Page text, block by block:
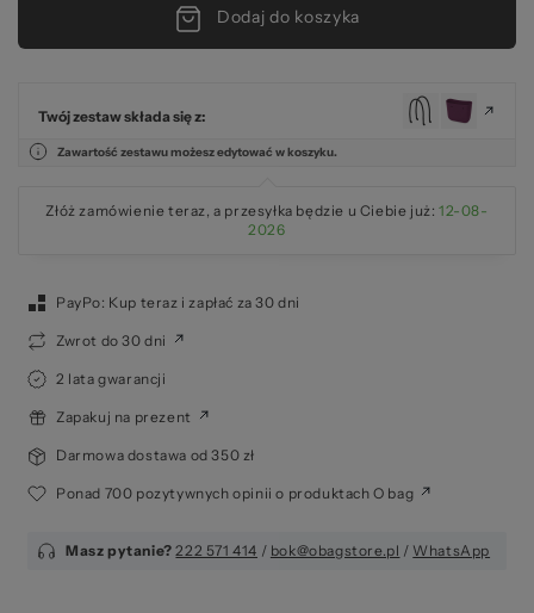
Dodaj do koszyka
Twój zestaw składa się z:
Zawartość zestawu możesz edytować w koszyku.
Złóż zamówienie teraz, a przesyłka będzie u Ciebie już: 12-08-
2026
PayPo: Kup teraz i zapłać za 30 dni
Zwrot do 30 dni
2 lata gwarancji
Zapakuj na prezent
Darmowa dostawa od 350 zł
Ponad 700 pozytywnych opinii o produktach O bag
Masz pytanie? 222 571 414 / bok@obagstore.pl / WhatsApp